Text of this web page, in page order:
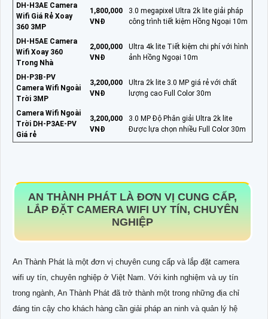
DH-H3AE Camera
Wifi Giá Rẻ Xoay
360 3MP
1,800,000
VNĐ
3.0 megapixel Ultra 2k lite giải pháp
công trình tiết kiệm Hồng Ngoại 10m
DH-H5AE Camera
Wifi Xoay 360
Trong Nhà
2,000,000
VNĐ
Ultra 4k lite Tiết kiệm chi phí với hình
ảnh Hồng Ngoại 10m
DH-P3B-PV
Camera Wifi Ngoài
Trời 3MP
3,200,000
VNĐ
Ultra 2k lite 3.0 MP giá rẻ với chất
lượng cao Full Color 30m
Camera Wifi Ngoài
Trời DH-P3AE-PV
Giá rẻ
3,200,000
VNĐ
3.0 MP Độ Phân giải Ultra 2k lite
Được lựa chọn nhiều Full Color 30m
AN THÀNH PHÁT LÀ ĐƠN VỊ CUNG CẤP,
LẮP ĐẶT CAMERA WIFI UY TÍN, CHUYÊN
NGHIỆP
An Thành Phát là một đơn vị chuyên cung cấp và lắp đặt camera
wifi uy tín, chuyên nghiệp ở Việt Nam. Với kinh nghiệm và uy tín
trong ngành, An Thành Phát đã trở thành một trong những địa chỉ
đáng tin cậy cho khách hàng cần giải pháp an ninh và quản lý hệ